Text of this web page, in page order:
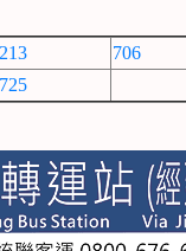
213 706
725